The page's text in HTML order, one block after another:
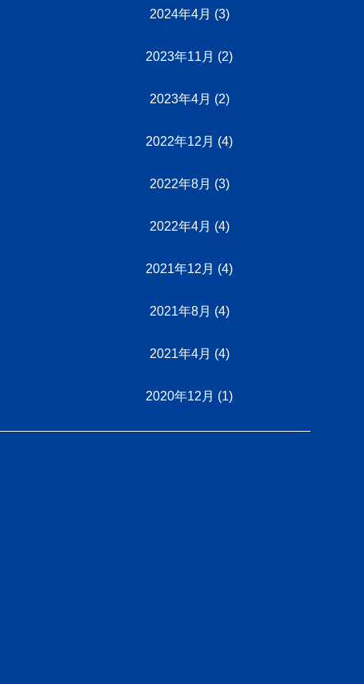
2024年4月 (3)
2023年11月 (2)
2023年4月 (2)
2022年12月 (4)
2022年8月 (3)
2022年4月 (4)
2021年12月 (4)
2021年8月 (4)
2021年4月 (4)
2020年12月 (1)